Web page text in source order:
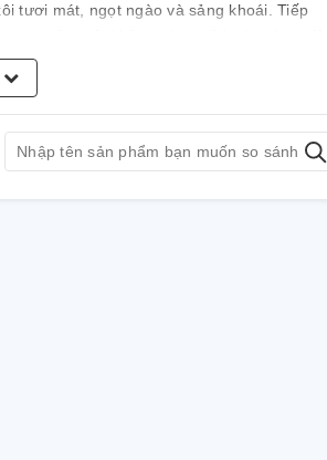
tươi mát, ngọt ngào và sảng khoái. Tiếp
lại bởi hoắc hương nồng nàn và quyến rũ.
làn hương thơm ngập tràn sự ngọt ngào,
CHAI NƯỚC HOA LA VIE EST